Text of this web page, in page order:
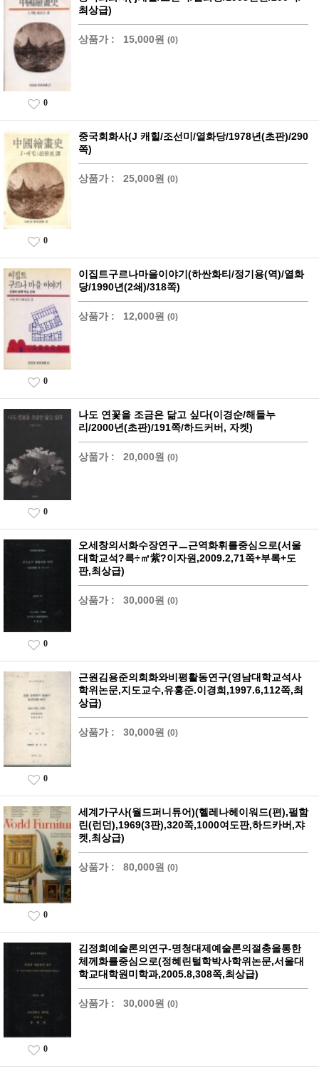
최상급)
상품가 : 15,000원 (0)
0
중국회화사(J 캐힐/조선미/열화당/1978년(초판)/290
쪽)
상품가 : 25,000원 (0)
0
이집트구르나마을이야기(하싼화티/정기용(역)/열화
당/1990년(2쇄)/318쪽)
상품가 : 12,000원 (0)
0
나도 연꽃을 조금은 닮고 싶다(이경순/해들누
리/2000년(초판)/191쪽/하드커버, 자켓)
상품가 : 20,000원 (0)
0
오세창의서화수장연구ㅡ근역화휘를중심으로(서울
대학교석?륵÷㎡紫?이자원,2009.2,71쪽+부록+도
판,최상급)
상품가 : 30,000원 (0)
0
근원김용준의회화와비평활동연구(영남대학교석사
학위논문,지도교수,유홍준.이경희,1997.6,112쪽,최
상급)
상품가 : 30,000원 (0)
0
세계가구사(월드퍼니튜어)(헬레나헤이워드(편),펄함
린(런던),1969(3판),320쪽,1000여도판,하드카버,쟈
켓,최상급)
상품가 : 80,000원 (0)
0
김정희예술론의연구-명청대제예술론의절충을통한
체께화를중심으로(정혜린털학박사학위논문,서울대
학교대학원미학과,2005.8,308쪽,최상급)
상품가 : 30,000원 (0)
0